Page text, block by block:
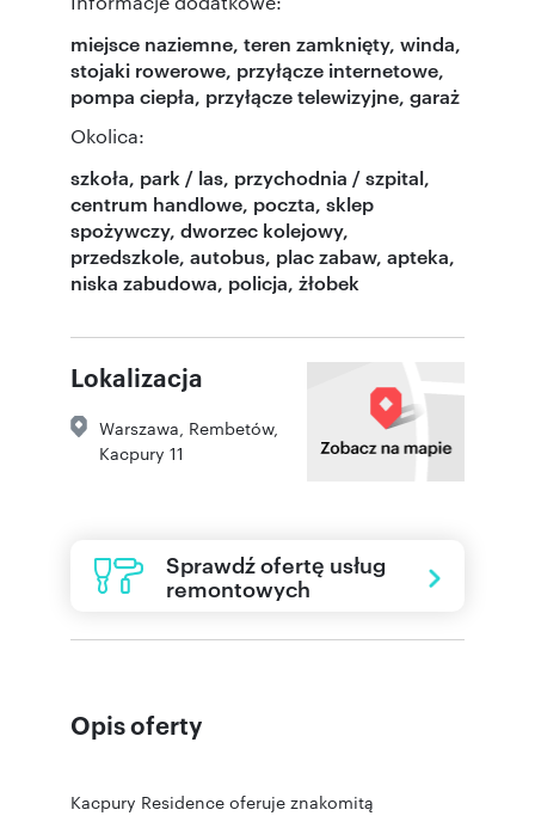
miejsce naziemne, teren zamknięty, winda,
stojaki rowerowe, przyłącze internetowe,
pompa ciepła, przyłącze telewizyjne, garaż
Okolica:
szkoła, park / las, przychodnia / szpital,
centrum handlowe, poczta, sklep
spożywczy, dworzec kolejowy,
przedszkole, autobus, plac zabaw, apteka,
niska zabudowa, policja, żłobek
Lokalizacja
Warszawa Rembetów,
Kacpury 11
Sprawdź ofertę usług
remontowych
Opis oferty
Kacpury Residence oferuje znakomitą